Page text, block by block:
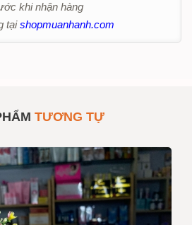
khi nhận hàng
tạishopmuanhanh.com
TƯƠNG TỰ